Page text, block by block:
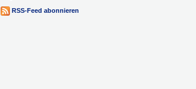
RSS-Feed abonnieren